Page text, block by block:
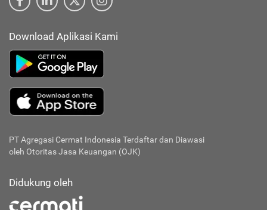
Download Aplikasi Kami
PT Agregasi Cermat Indonesia Terdaftar dan Diawasi
oleh Otoritas Jasa Keuangan (OJK)
Didukung oleh